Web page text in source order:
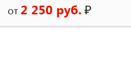
от 2 250 руб.₽